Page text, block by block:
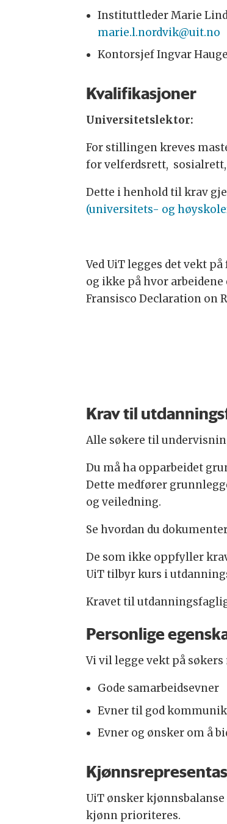
Instituttleder Marie
marie.l.nordvik@uit.no
Kontorsjef Ingvar
Kvalifikasjoner
Universitetslektor:
For stillingen kreves
for velferdsrett,
Dette i henhold til krav
(universitets- og
Ved UiT legges det vekt
og ikke på hvor
Fransisco Declaration on
Krav til
Alle søkere til
Du må ha opparbeidet
Dette medfører
og veiledning.
Se hvordan du
De som ikke oppfyller
UiT tilbyr kurs i
Kravet til
Personlige
Vi vil legge vekt på
Gode samarbeidsevner
Evner til god
Evner og ønsker om å
UiT ønsker
kjønn prioriteres.